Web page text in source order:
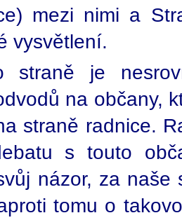
mezi nimi a
vysvětlení.
straně je
na občany,
straně radnice.
s touto
názor, za
tomu o